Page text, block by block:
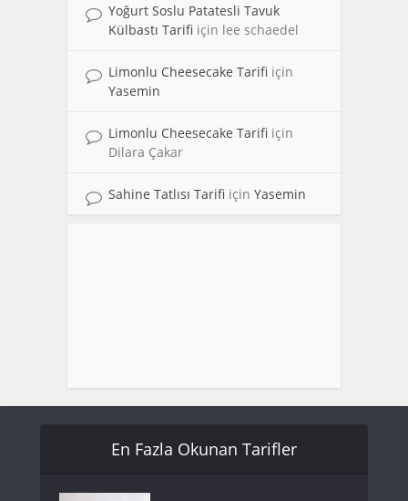
Yoğurt Soslu Patatesli Tavuk
Külbastı Tarifi için lee schaedel
Limonlu Cheesecake Tarifi için
Yasemin
Limonlu Cheesecake Tarifi için
Dilara Çakar
Sahine Tatlısı Tarifi için Yasemin
En Fazla Okunan Tarifler